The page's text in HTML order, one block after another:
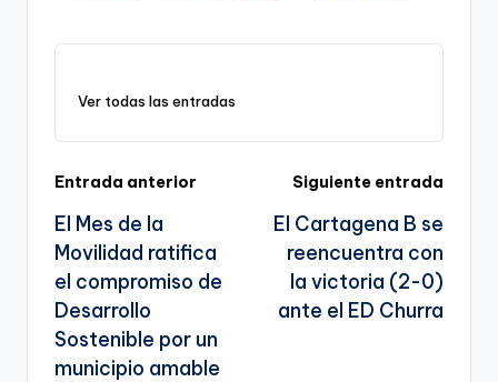
p
Li
n
k
c
b
o
o
k
ai e
a
m
a
p
p
o
Tr
a
n
sl
a
te
ar
Ver todas las entradas
Navegación
de
entradas
Entrada anterior
El Mes de la
Movilidad ratifica
el compromiso de
Desarrollo
Sostenible por un
municipio amable
Siguiente entrada
El Cartagena B se
reencuentra con
la victoria (2-0)
ante el ED Churra